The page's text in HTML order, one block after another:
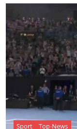
Sport Top-News